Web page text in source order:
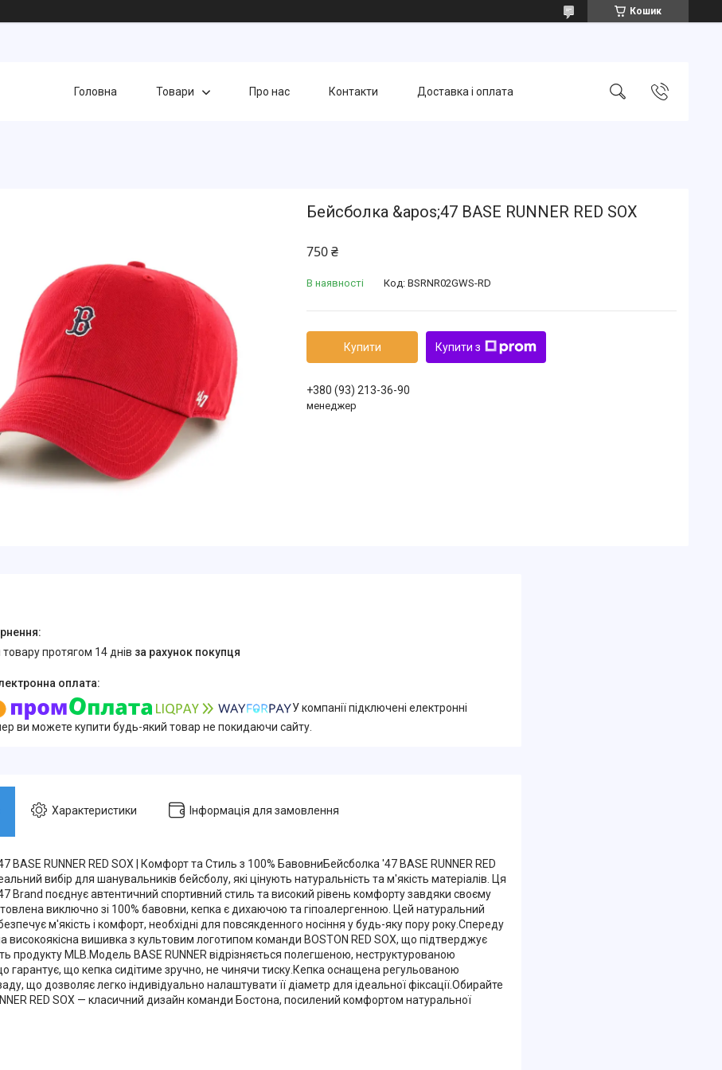
Кошик
Головна Товари Про нас Контакти Доставка і оплата
Бейсболка &apos;47 BASE RUNNER RED SOX
750 ₴
В наявності Код: BSRNR02GWS-RD
Купити Купити з
+380 (93) 213-36-90
менеджер
товару протягом 14 днів за рахунок покупця
У компанії підключені електронні
ви можете купити будь-який товар не покидаючи сайту.
Характеристики Інформація для замовлення
BASE RUNNER RED SOX | Комфорт та Стиль з 100% БавовниБейсболка '47 BASE RUNNER RED
вибір для шанувальників бейсболу, які цінують натуральність та м'якість матеріалів. Ця
Brand поєднує автентичний спортивний стиль та високий рівень комфорту завдяки своєму
виключно зі 100% бавовни, кепка є дихаючою та гіпоалергенною. Цей натуральний
м'якість і комфорт, необхідні для повсякденного носіння у будь-яку пору року.Спереду
високоякісна вишивка з культовим логотипом команди BOSTON RED SOX, що підтверджує
продукту MLB.Модель BASE RUNNER відрізняється полегшеною, неструктурованою
гарантує, що кепка сидітиме зручно, не чинячи тиску.Кепка оснащена регульованою
що дозволяє легко індивідуально налаштувати її діаметр для ідеальної фіксації.Обирайте
RED SOX — класичний дизайн команди Бостона, посилений комфортом натуральної